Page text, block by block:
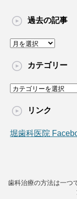
過去の記事
過
の
事
カテゴリー
カ
ゴ
ー
リンク
堀歯科医院
歯科治療の方法は一つ